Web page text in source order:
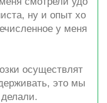
ну и опыт хо
у меня
осуществлят
это мы